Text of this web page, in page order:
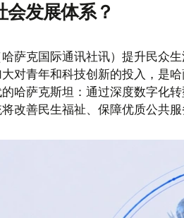
会发展体系？
哈萨克国际通讯社讯）提升民众
大对青年和科技创新的投入，是
哈萨克斯坦：通过深度数字化
改善民生福祉、保障优质公共